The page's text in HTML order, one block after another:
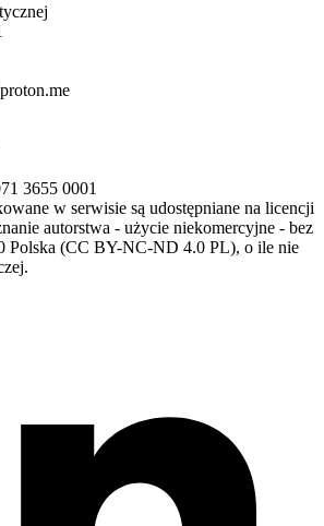
3655 0001
w serwisie są udostępniane na licencji
autorstwa - użycie niekomercyjne - bez
Polska (CC BY-NC-ND 4.0 PL), o ile nie